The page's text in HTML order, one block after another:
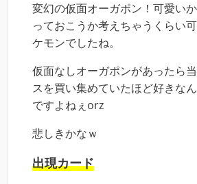
変幻の仮面オーガポン！可愛い
っておこうか考えちゃうくらい
ケモンでしたね。
仮面なしオーガポンがあったら
スを買い集めていたほど好きな
ですよねぇorz
悲しきかなｗ
出現カード